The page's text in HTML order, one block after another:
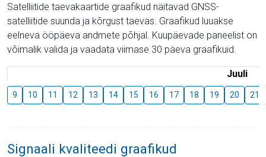
Satelliitide taevakaartide graafikud näitavad GNSS-
satelliitide suunda ja kõrgust taevas. Graafikud luuakse
eelneva ööpäeva andmete põhjal. Kuupäevade paneelist on
võimalik valida ja vaadata viimase 30 päeva graafikuid.
Juuli
9 10 11 12 13 14 15 16 17 18 19 20 21
Signaali kvaliteedi graafikud